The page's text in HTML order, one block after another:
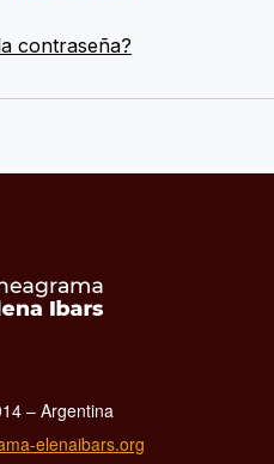
contraseña?
– Argentina
elenaibars.org